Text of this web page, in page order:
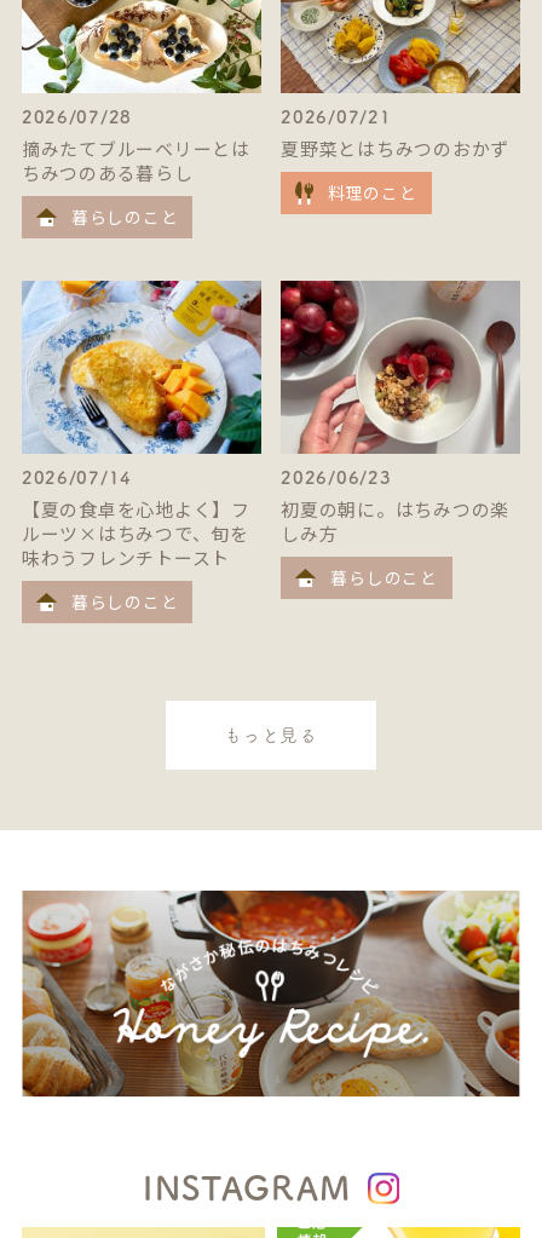
2026/07/28
摘みたてブルーベリーとは
ちみつのある暮らし
暮らしのこと
2026/07/21
夏野菜とはちみつのおかず
料理のこと
2026/07/14
【夏の食卓を心地よく】フ
ルーツ×はちみつで、旬を
味わうフレンチトースト
暮らしのこと
2026/06/23
初夏の朝に。はちみつの楽
しみ方
暮らしのこと
もっと見る
INSTAGRAM